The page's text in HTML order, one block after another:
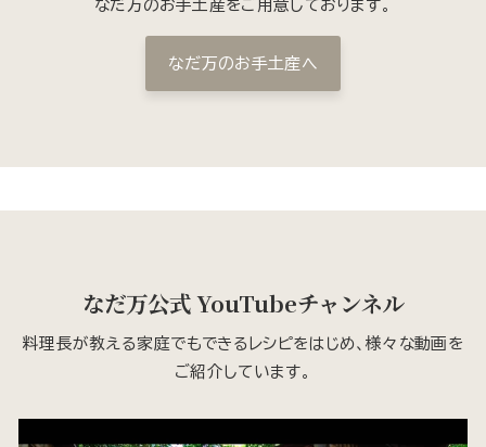
なだ万のお手土産をご用意しております。
なだ万のお手土産へ
なだ万公式 YouTubeチャンネル
料理長が教える家庭でもできるレシピをはじめ、様々な動画を
ご紹介しています。